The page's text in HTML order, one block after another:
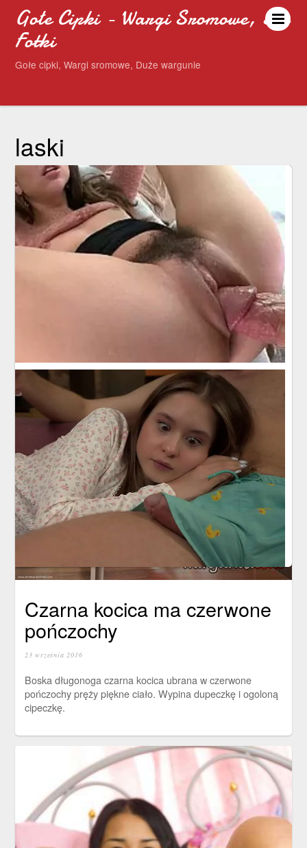
Gołe Cipki - Wargi Sromowe, Sex
Fotki
Gołe cipki, Wargi sromowe, Duże wargunie
laski
Czarna kocica ma czerwone
pończochy
23 września 2016
Boska długonoga czarna kocica ubrana w czerwone
pończochy pręży piękne ciało. Wypina dupeczkę i ogoloną
cipeczkę.